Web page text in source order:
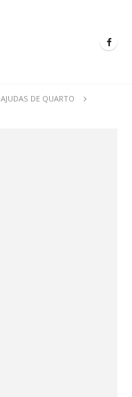
AJUDAS DE QUARTO